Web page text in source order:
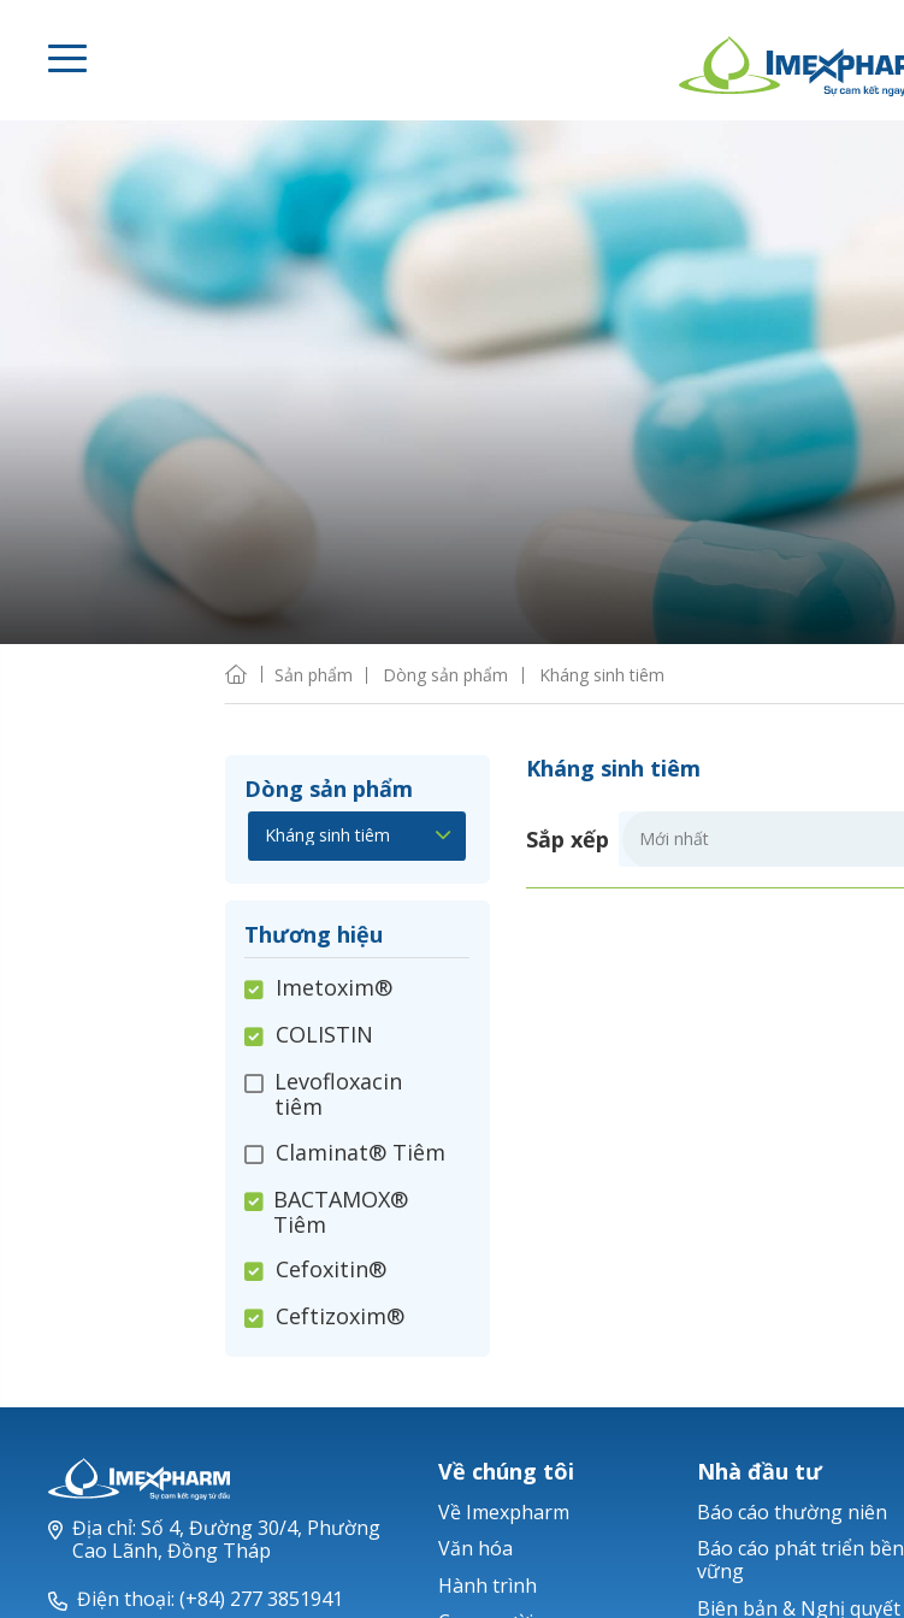
Sản phẩm Dòng sản phẩm Kháng sinh tiêm
Dòng sản phẩm
Thương hiệu
Imetoxim®
COLISTIN
Levofloxacin
tiêm
Claminat® Tiêm
BACTAMOX®
Tiêm
Cefoxitin®
Ceftizoxim®
Nerusyn®
Ticarlinat®
Zobacta®
Kháng sinh tiêm
Sắp xếp
Địa chỉ: Số 4, Đường 30/4, Phường
Cao Lãnh, Đồng Tháp
Điện thoại: (+84) 277 3851941
Về chúng tôi
Về Imexpharm
Văn hóa
Hành trình
Nhà đầu tư
Báo cáo thường niên
Báo cáo phát triển bền
vững
Biên bản & Nghị quyết